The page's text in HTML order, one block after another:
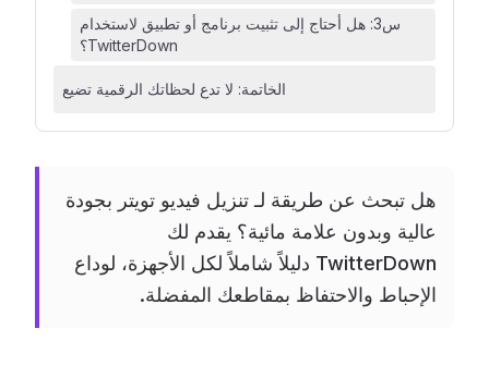
س3: هل أحتاج إلى تثبيت برنامج أو تطبيق لاستخدام
TwitterDown؟
الخاتمة: لا تدع لحظاتك الرقمية تضيع
هل تبحث عن طريقة لـ تنزيل فيديو تويتر بجودة
عالية وبدون علامة مائية؟ يقدم لك
TwitterDown دليلاً شاملاً لكل الأجهزة، لوداع
الإحباط والاحتفاظ بمقاطعك المفضلة.